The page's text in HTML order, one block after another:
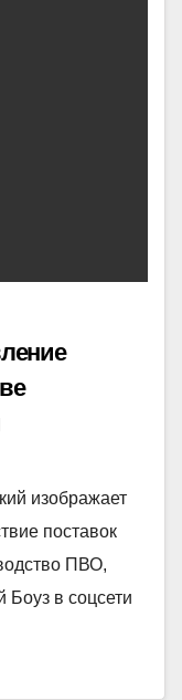
изображает
поставок
ПВО,
Боуз в соцсети